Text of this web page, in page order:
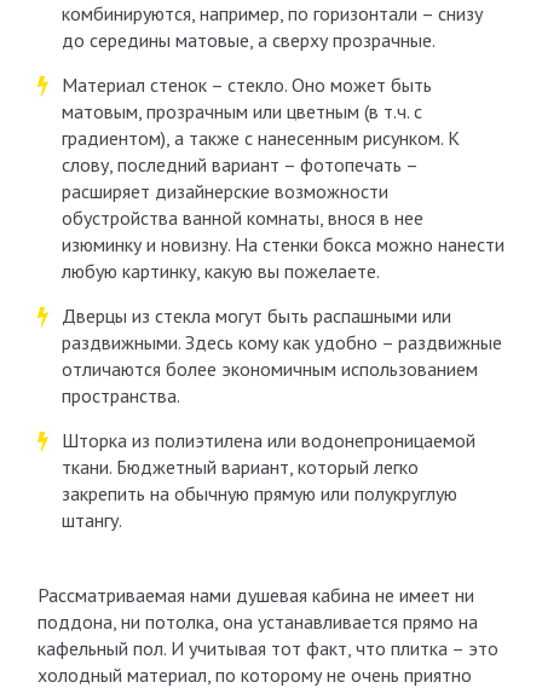
комбинируются, например, по горизонтали – снизу
до середины матовые, а сверху прозрачные.
Материал стенок – стекло. Оно может быть
матовым, прозрачным или цветным (в т.ч. с
градиентом), а также с нанесенным рисунком. К
слову, последний вариант – фотопечать –
расширяет дизайнерские возможности
обустройства ванной комнаты, внося в нее
изюминку и новизну. На стенки бокса можно нанести
любую картинку, какую вы пожелаете.
Дверцы из стекла могут быть распашными или
раздвижными. Здесь кому как удобно – раздвижные
отличаются более экономичным использованием
пространства.
Шторка из полиэтилена или водонепроницаемой
ткани. Бюджетный вариант, который легко
закрепить на обычную прямую или полукруглую
штангу.
Рассматриваемая нами душевая кабина не имеет ни
поддона, ни потолка, она устанавливается прямо на
кафельный пол. И учитывая тот факт, что плитка – это
холодный материал, по которому не очень приятно